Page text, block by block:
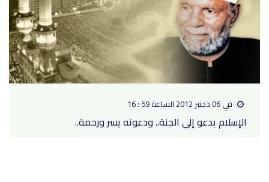
في 06 دجنبر 2012 الساعة 59 : 16
الإسلام يدعو إلى الجنة.. ودعوته يسر ورحمة..